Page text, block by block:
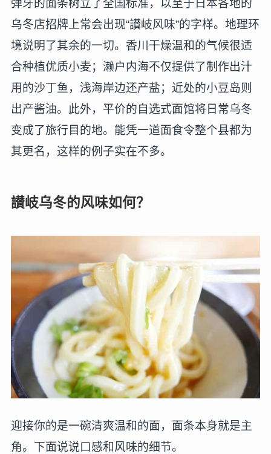
弹牙的面条树立了全国标准，以至于日本各地的
乌冬店招牌上常会出现“讃岐风味”的字样。地理环
境说明了其余的一切。香川干燥温和的气候很适
合种植优质小麦；濑户内海不仅提供了制作出汁
用的沙丁鱼，浅海岸边还产盐；近处的小豆岛则
出产酱油。此外，平价的自选式面馆将日常乌冬
变成了旅行目的地。能凭一道面食令整个县都为
其更名，这样的例子实在不多。
讃岐乌冬的风味如何？
迎接你的是一碗清爽温和的面，面条本身就是主
角。下面说说口感和风味的细节。